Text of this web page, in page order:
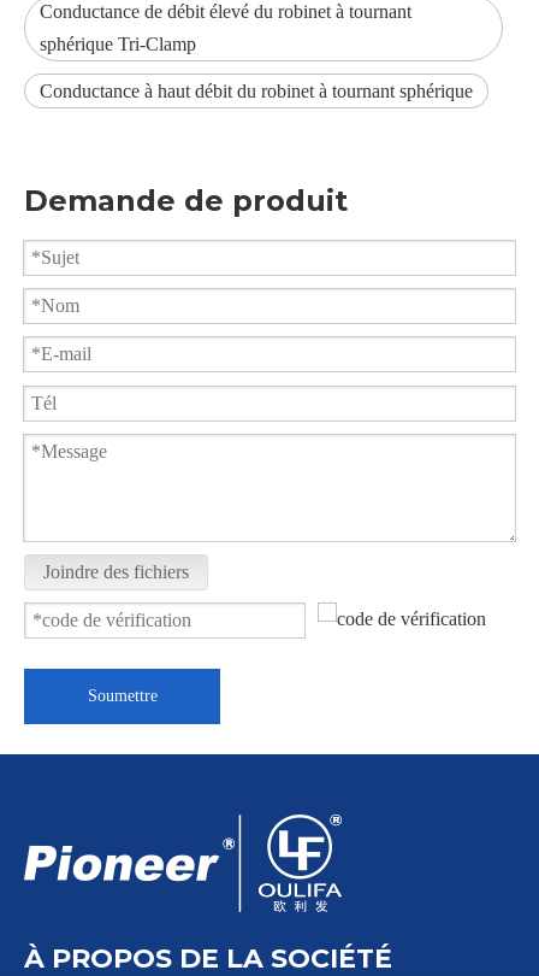
Conductance de débit élevé du robinet à tournant
sphérique Tri-Clamp
Conductance à haut débit du robinet à tournant sphérique
Demande de produit
Joindre des fichiers
Soumettre
À PROPOS DE LA SOCIÉTÉ